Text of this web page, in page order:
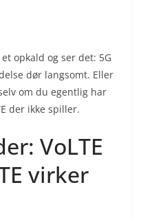
opkald og ser det: 5G
dør langsomt. Eller
om du egentlig har
der ikke spiller.
VoLTE
virker